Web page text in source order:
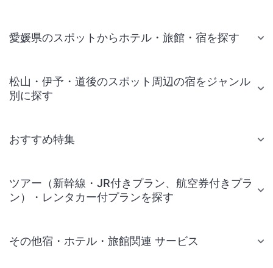
愛媛県のスポットからホテル・旅館・宿を探す
松山・伊予・道後のスポット周辺の宿をジャンル
別に探す
おすすめ特集
ツアー（新幹線・JR付きプラン、航空券付きプラ
ン）・レンタカー付プランを探す
その他宿・ホテル・旅館関連 サービス